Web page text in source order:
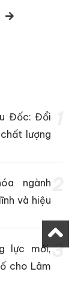
Đốc: Đổi
lượng
ngành
và hiệu
lực mới,
cho Lâm
3